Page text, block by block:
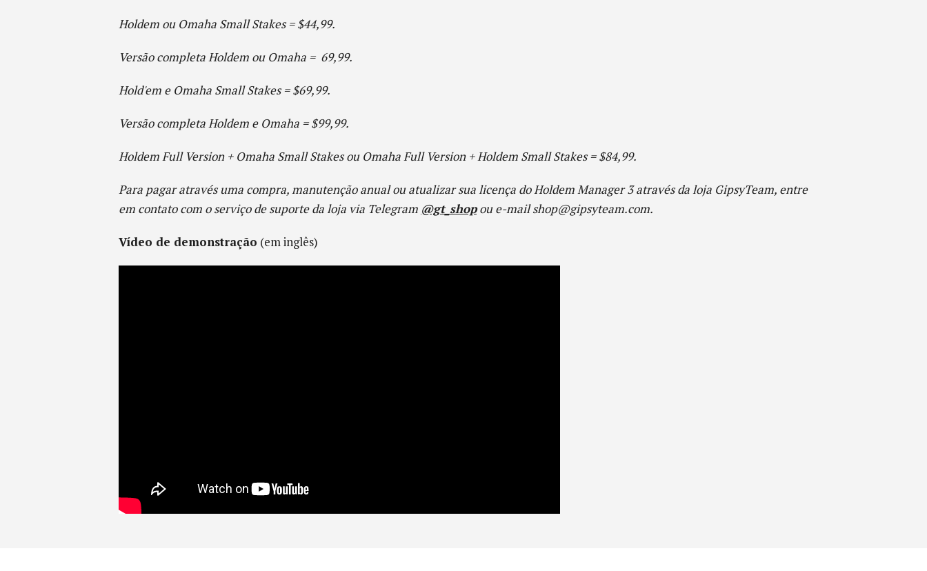
Holdem ou Omaha Small Stakes = $44,99.
Versão completa Holdem ou Omaha = 69,99.
Hold'em e Omaha Small Stakes = $69,99.
Versão completa Holdem e Omaha = $99,99.
Holdem Full Version + Omaha Small Stakes ou Omaha Full Version + Holdem Small Stakes = $84,99.
Para pagar através uma compra, manutenção anual ou atualizar sua licença do Holdem Manager 3 através da loja GipsyTeam, entre
em contato com o serviço de suporte da loja via Telegram @gt_shopou e-mail shop@gipsyteam.com.
Vídeo de demonstração (em inglês)